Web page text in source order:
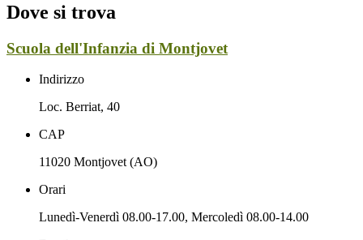
Dove si trova
Scuola dell'Infanzia di Montjovet
Indirizzo
Loc. Berriat, 40
CAP
11020 Montjovet (AO)
Orari
Lunedì-Venerdì 08.00-17.00, Mercoledì 08.00-14.00